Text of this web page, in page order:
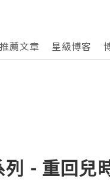
推薦文章 星級博客
- 重回兒